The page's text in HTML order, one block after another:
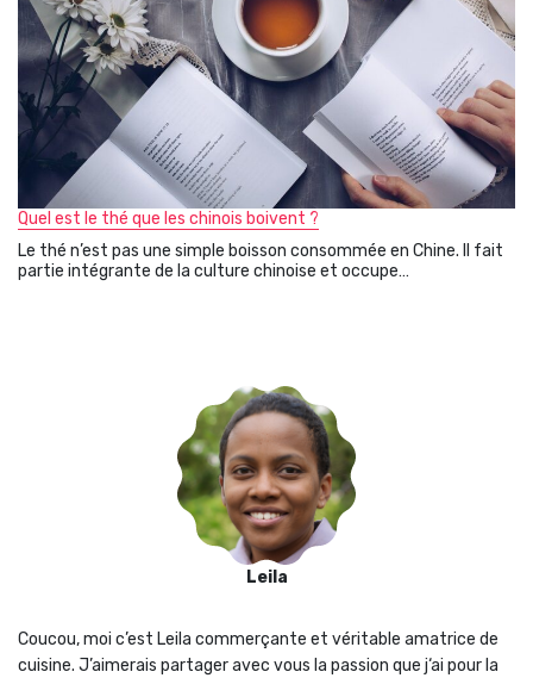
Quel est le thé que les chinois boivent ?
Le thé n’est pas une simple boisson consommée en Chine. Il fait
partie intégrante de la culture chinoise et occupe…
Leila
Coucou, moi c’est Leila commerçante et véritable amatrice de
cuisine. J’aimerais partager avec vous la passion que j‘ai pour la